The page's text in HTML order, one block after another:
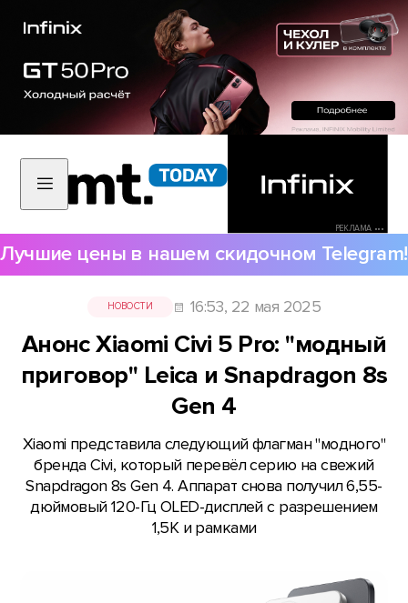
РЕКЛАМА •••
Лучшие цены в нашем скидочном Telegram!
НОВОСТИ 16:53, 22 мая 2025
Анонс Xiaomi Civi 5 Pro: "модный
приговор" Leica и Snapdragon 8s
Gen 4
Xiaomi представила следующий флагман "модного"
бренда Civi, который перевёл серию на свежий
Snapdragon 8s Gen 4. Аппарат снова получил 6,55-
дюймовый 120-Гц OLED-дисплей с разрешением
1,5К и рамками